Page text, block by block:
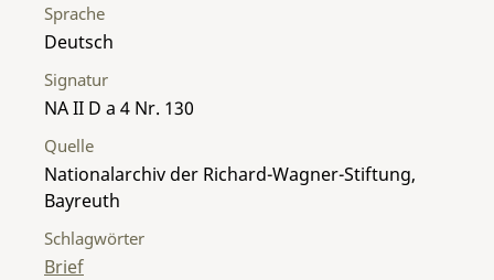
Sprache
Deutsch
Signatur
NA II D a 4 Nr. 130
Quelle
Nationalarchiv der Richard-Wagner-Stiftung,
Bayreuth
Schlagwörter
Brief